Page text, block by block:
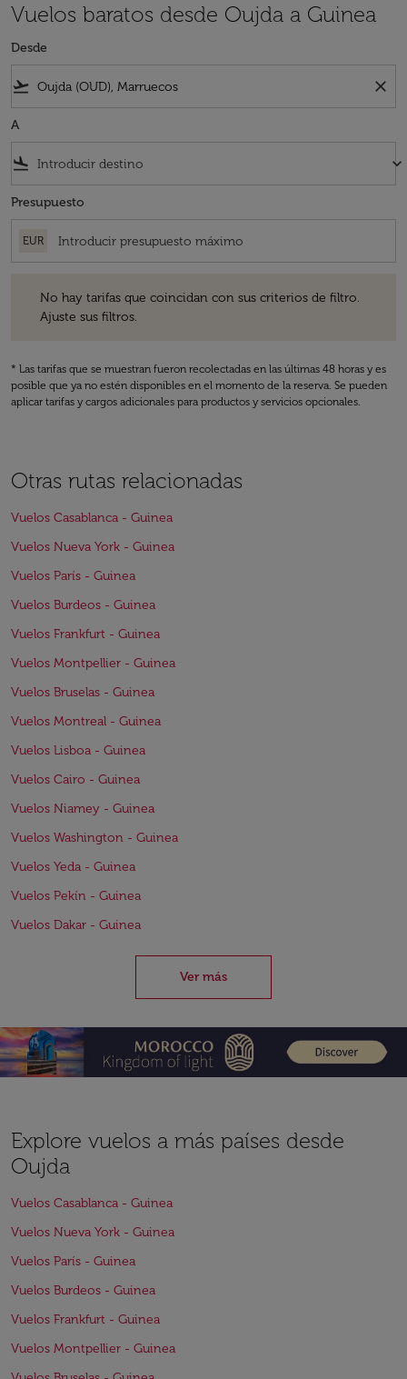
Vuelos baratos desde Oujda a Guinea
Desde
flight_takeoff close
A
flight_land keyboard_arrow_down
Presupuesto
EUR
No hay tarifas que coincidan con sus criterios de filtro.
Ajuste sus filtros.
* Las tarifas que se muestran fueron recolectadas en las últimas 48 horas y es
posible que ya no estén disponibles en el momento de la reserva. Se pueden
aplicar tarifas y cargos adicionales para productos y servicios opcionales.
Otras rutas relacionadas
Vuelos Casablanca - Guinea
Vuelos Nueva York - Guinea
Vuelos París - Guinea
Vuelos Burdeos - Guinea
Vuelos Frankfurt - Guinea
Vuelos Montpellier - Guinea
Vuelos Bruselas - Guinea
Vuelos Montreal - Guinea
Vuelos Lisboa - Guinea
Vuelos Cairo - Guinea
Vuelos Niamey - Guinea
Vuelos Washington - Guinea
Vuelos Yeda - Guinea
Vuelos Pekín - Guinea
Vuelos Dakar - Guinea
Ver más
Explore vuelos a más países desde
Oujda
Vuelos Casablanca - Guinea
Vuelos Nueva York - Guinea
Vuelos París - Guinea
Vuelos Burdeos - Guinea
Vuelos Frankfurt - Guinea
Vuelos Montpellier - Guinea